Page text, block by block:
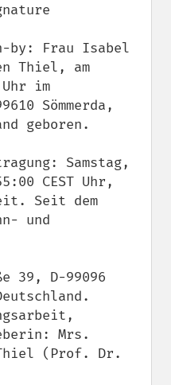
by: Frau Isabel
Thiel, am
im
Sömmerda,
geboren.
Samstag,
CEST Uhr,
Seit dem
und
39, D-99096
Mrs.
(Prof. Dr.